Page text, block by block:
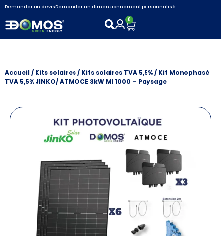
Demander un devisDemander un dimensionnement personnalisé
0
Accueil/ Kits solaires/ Kits solaires TVA 5,5%/ Kit Monophasé
TVA 5,5% JINKO/ ATMOCE 3kW MI 1000 – Paysage